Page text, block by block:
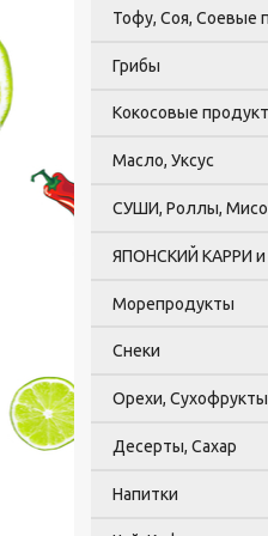
Тофу, Соя, Соевые
Грибы
Кокосовые
Масло, Уксус
СУШИ, Роллы, Мисо
ЯПОНСКИЙ КАРРИ и
Морепродукты
Снеки
Орехи, Сухофрукты
Десерты, Сахар
Напитки